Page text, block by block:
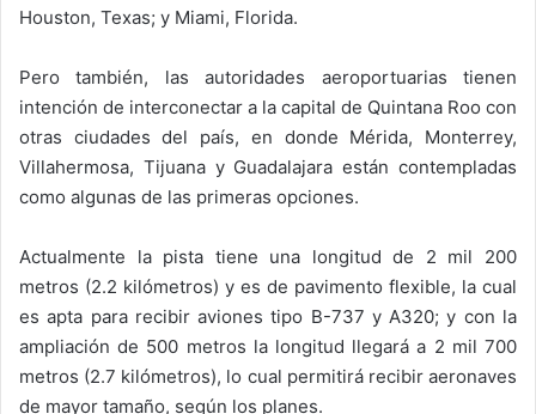
Houston, Texas; y Miami, Florida.
Pero también, las autoridades aeroportuarias tienen
intención de interconectar a la capital de Quintana Roo con
otras ciudades del país, en donde Mérida, Monterrey,
Villahermosa, Tijuana y Guadalajara están contempladas
como algunas de las primeras opciones.
Actualmente la pista tiene una longitud de 2 mil 200
metros (2.2 kilómetros) y es de pavimento flexible, la cual
es apta para recibir aviones tipo B-737 y A320; y con la
ampliación de 500 metros la longitud llegará a 2 mil 700
metros (2.7 kilómetros), lo cual permitirá recibir aeronaves
de mayor tamaño, según los planes.